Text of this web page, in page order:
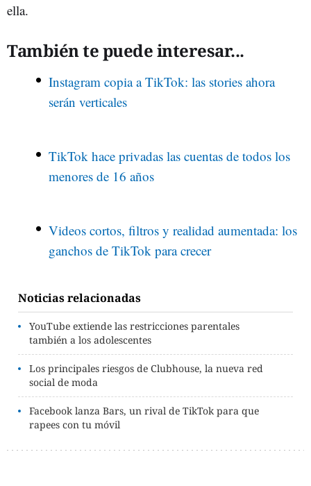
ella.
También te puede interesar...
Instagram copia a TikTok: las stories ahora
serán verticales
TikTok hace privadas las cuentas de todos los
menores de 16 años
Videos cortos, filtros y realidad aumentada: los
ganchos de TikTok para crecer
Noticias relacionadas
YouTube extiende las restricciones parentales
también a los adolescentes
Los principales riesgos de Clubhouse, la nueva red
social de moda
Facebook lanza Bars, un rival de TikTok para que
rapees con tu móvil